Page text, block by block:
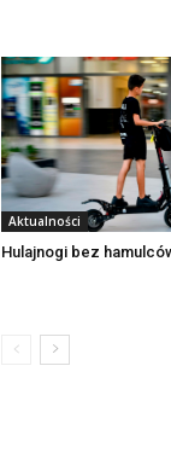
Aktualności
Hulajnogi bez